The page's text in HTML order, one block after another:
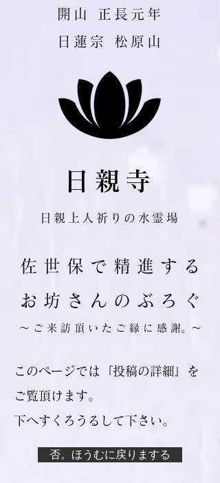
​開山 正長元年
日蓮宗 松原山
日親寺
日親上人祈りの水霊場
佐 世 保 で 精 進 す る
お 坊 さ ん の ぶ ろ ぐ
​～ ご 来 訪 頂 い た ご 縁 に 感 謝。～
このページでは『投稿の詳細』を
ご覧頂けます。
​下へすくろうるして下さい。
否。ほうむに戻りまする